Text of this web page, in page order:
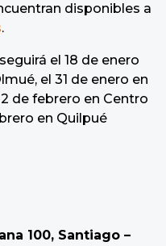
disponibles a
.
el 18 de enero
el 31 de enero en
2 de febrero en Centro
en Quilpué
100, Santiago –